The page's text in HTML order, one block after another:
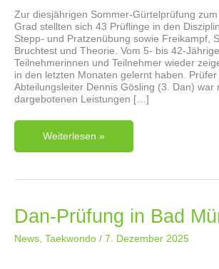
Zur diesjährigen Sommer-Gürtelprüfung
Grad stellten sich 43 Prüflinge in den
Stepp- und Pratzenübung sowie Freikampf,
Bruchtest und Theorie. Vom 5- bis 42-
Teilnehmerinnen und Teilnehmer wieder
in den letzten Monaten gelernt haben. Prüfer
Abteilungsleiter Dennis Gösling (3. Dan) war
dargebotenen Leistungen […]
Sommerprüfung
Taekwondo-
Weiterlesen »
Dan-Prüfung in Bad
News Taekwondo / 7. Dezember 2025